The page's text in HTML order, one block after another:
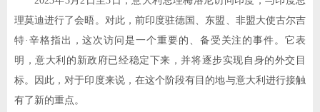
理莫迪进行了会晤。对此，前印度驻德国、东盟、非盟大使古尔吉
特· 辛格指出，这次访问是一个重要的、备受关注的事件。它表
明，意大利的新政府已经稳定下来，并将逐步实现自身的外交目
标。因此，对于印度来说，在这个阶段有目的地与意大利进行接触
有了新的重点。